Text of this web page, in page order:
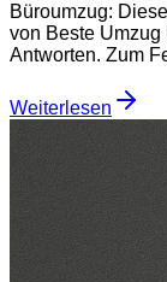
Büroumzug:
von Beste Umzug
Antworten. Zum
Weiterlesen